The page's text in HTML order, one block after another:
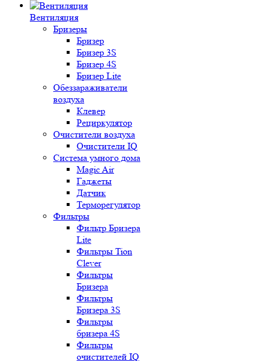
Вентиляция
Бризеры
Бризер
Бризер 3S
Бризер 4S
Бризер Lite
Обеззараживатели
воздуха
Клевер
Рециркулятор
Очистители воздуха
Очистители IQ
Система умного дома
Magic Air
Гаджеты
Датчик
Терморегулятор
Фильтры
Фильтр Бризера
Lite
Фильтры Tion
Clever
Фильтры
Бризера
Фильтры
Бризера 3S
Фильтры
бризера 4S
Фильтры
очистителей IQ